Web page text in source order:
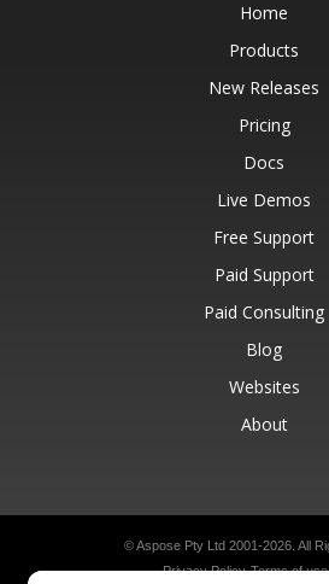
Home
Products
New Releases
Pricing
Docs
Live Demos
Free Support
Paid Support
Paid Consulting
Blog
Websites
About
© Aspose Pty Ltd 2001-2026. All
Privacy Policy Terms of use